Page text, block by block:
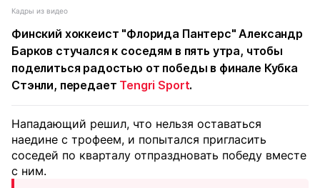
Кадры из видео
Финский хоккеист "Флорида Пантерс" Александр
Барков стучался к соседям в пять утра, чтобы
поделиться радостью от победы в финале Кубка
Стэнли, передает Tengri Sport.
Нападающий решил, что нельзя оставаться
наедине с трофеем, и попытался пригласить
соседей по кварталу отпраздновать победу вместе
с ним.